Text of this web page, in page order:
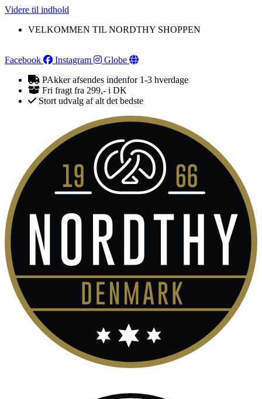
Videre til indhold
VELKOMMEN TIL NORDTHY SHOPPEN
Facebook Instagram
Globe
PAkker afsendes indenfor 1-3 hverdage
Fri fragt fra 299,- i DK
Stort udvalg af alt det bedste